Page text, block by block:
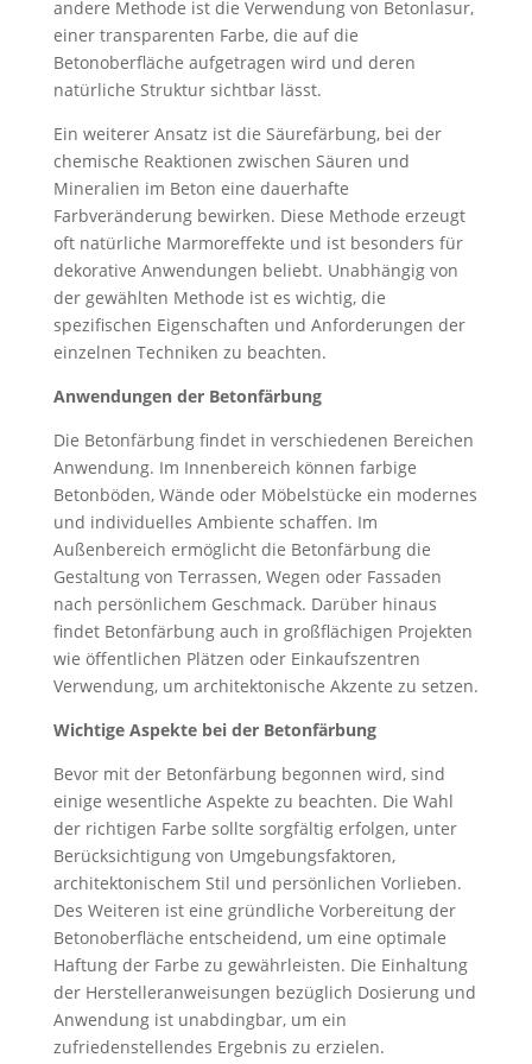
andere Methode ist die Verwendung von Betonlasur,
einer transparenten Farbe, die auf die
Betonoberfläche aufgetragen wird und deren
natürliche Struktur sichtbar lässt.
Ein weiterer Ansatz ist die Säurefärbung, bei der
chemische Reaktionen zwischen Säuren und
Mineralien im Beton eine dauerhafte
Farbveränderung bewirken. Diese Methode erzeugt
oft natürliche Marmoreffekte und ist besonders für
dekorative Anwendungen beliebt. Unabhängig von
der gewählten Methode ist es wichtig, die
spezifischen Eigenschaften und Anforderungen der
einzelnen Techniken zu beachten.
Anwendungen der Betonfärbung
Die Betonfärbung findet in verschiedenen Bereichen
Anwendung. Im Innenbereich können farbige
Betonböden, Wände oder Möbelstücke ein modernes
und individuelles Ambiente schaffen. Im
Außenbereich ermöglicht die Betonfärbung die
Gestaltung von Terrassen, Wegen oder Fassaden
nach persönlichem Geschmack. Darüber hinaus
findet Betonfärbung auch in großflächigen Projekten
wie öffentlichen Plätzen oder Einkaufszentren
Verwendung, um architektonische Akzente zu setzen.
Wichtige Aspekte bei der Betonfärbung
Bevor mit der Betonfärbung begonnen wird, sind
einige wesentliche Aspekte zu beachten. Die Wahl
der richtigen Farbe sollte sorgfältig erfolgen, unter
Berücksichtigung von Umgebungsfaktoren,
architektonischem Stil und persönlichen Vorlieben.
Des Weiteren ist eine gründliche Vorbereitung der
Betonoberfläche entscheidend, um eine optimale
Haftung der Farbe zu gewährleisten. Die Einhaltung
der Herstelleranweisungen bezüglich Dosierung und
Anwendung ist unabdingbar, um ein
zufriedenstellendes Ergebnis zu erzielen.